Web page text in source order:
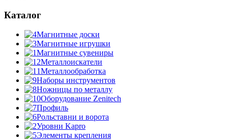
Каталог
Магнитные доски
Магнитные игрушки
Магнитные сувениры
Металлоискатели
Металлообработка
Наборы инструментов
Ножницы по металлу
Оборудование Zenitech
Профиль
Рольставни и ворота
Уровни Kapro
Элементы крепления